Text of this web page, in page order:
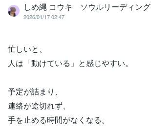
しめ縄 コウキ ソウルリーディング
2026/01/17 02:47
忙しいと、
人は「動けている」と感じやすい。
予定が詰まり、
連絡が途切れず、
手を止める時間がなくなる。